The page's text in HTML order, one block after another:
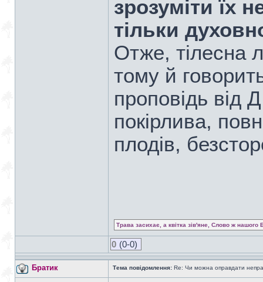
зрозуміти їх
тільки
Отже, тілесна
тому й
проповідь від
покірлива,
плодів,
Трава засихає, а квітка зів'яне, Слово ж нашого
0 (0-0)
Братик Тема повідомлення: Re: Чи можна оправдати